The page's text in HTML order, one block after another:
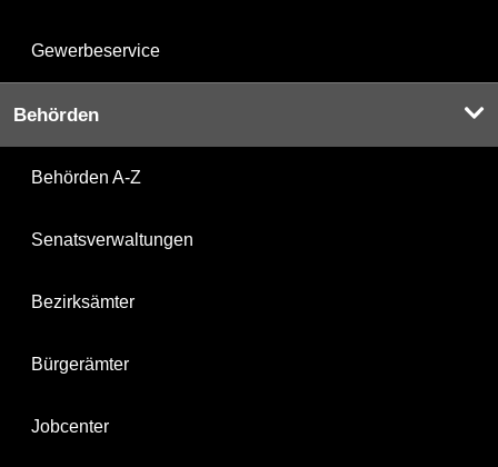
Gewerbeservice
Behörden
Behörden A-Z
Senatsverwaltungen
Bezirksämter
Bürgerämter
Jobcenter